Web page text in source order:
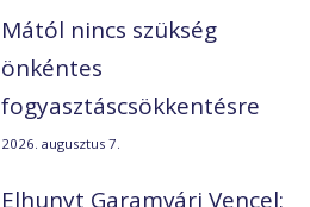
Mától nincs szükség
önkéntes
fogyasztáscsökkentésre
2026. augusztus 7.
Elhunyt Garamvári Vencel;